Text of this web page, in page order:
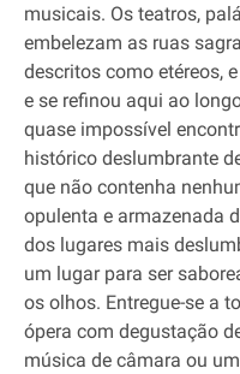
musicais. Os teatros,
embelezam as ruas
descritos como etéreos,
e se refinou aqui ao
quase impossível
histórico deslumbrante
que não contenha
opulenta e armazenada
dos lugares mais
um lugar para ser
os olhos. Entregue-se a
ópera com degustação
música de câmara ou